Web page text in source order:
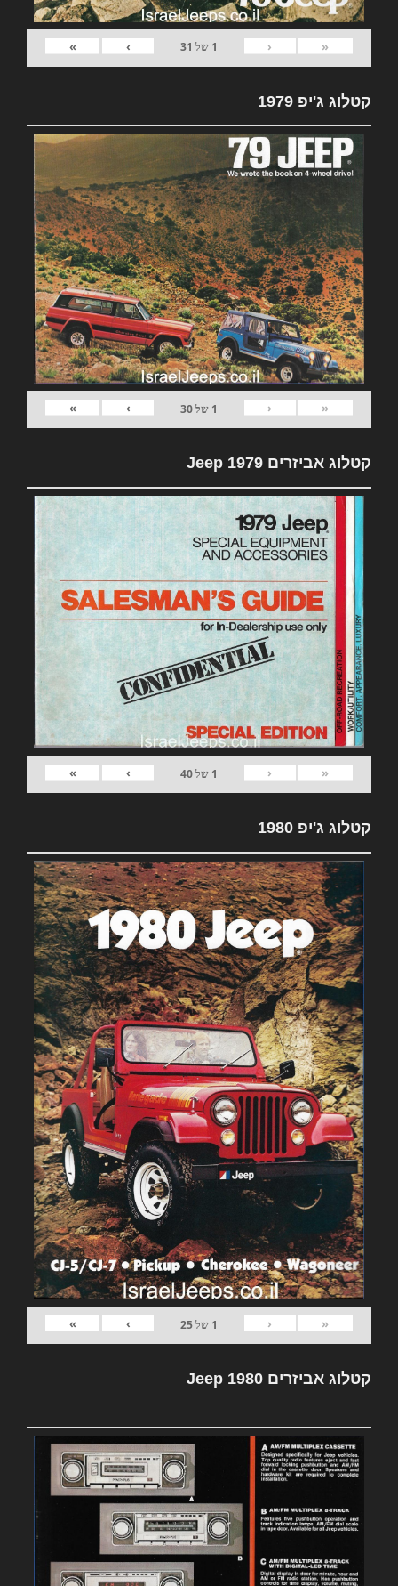
«
‹
1 של 31
›
»
קטלוג ג'יפ 1979
«
‹
1 של30
›
»
קטלוג אביזרים 1979 Jeep
«
‹
1 של40
›
»
קטלוג ג'יפ 1980
«
‹
1 של25
›
»
קטלוג אביזרים Jeep 1980